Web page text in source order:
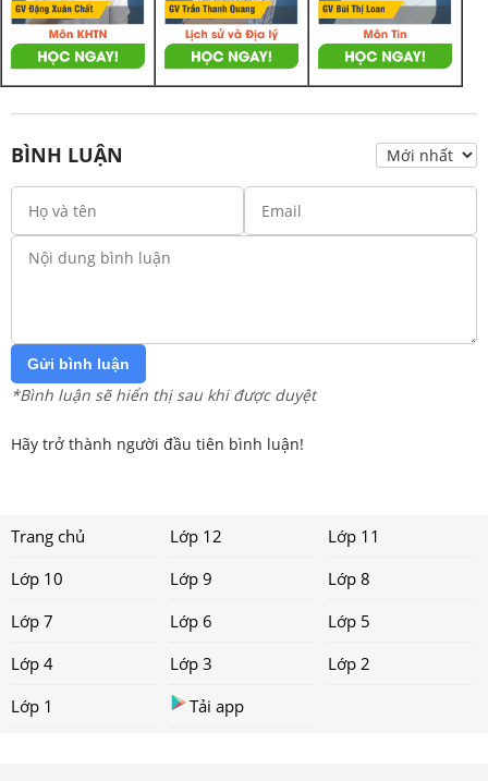
BÌNH LUẬN
Gửi bình luận
*Bình luận sẽ hiển thị sau khi được duyệt
Hãy trở thành người đầu tiên bình luận!
Trang chủ Lớp 12
Lớp 11
Lớp 10
Lớp 9
Lớp 8
Lớp 7
Lớp 6
Lớp 5
Lớp 4
Lớp 3
Lớp 2
Lớp 1
Tải app